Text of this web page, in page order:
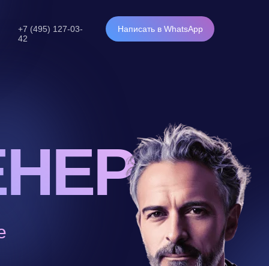
+7 (495) 127-03-
42
Написать в WhatsApp